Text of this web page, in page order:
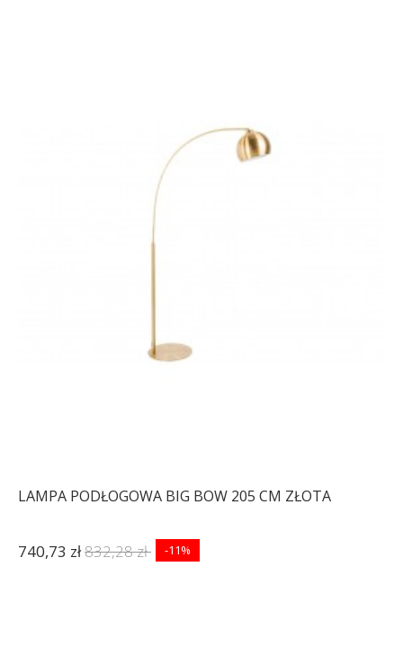
LAMPA PODŁOGOWA BIG BOW 205 CM ZŁOTA
740,73 zł832,28 zł -11%